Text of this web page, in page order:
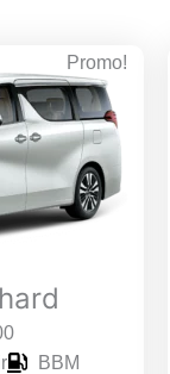
BBM
Promo!